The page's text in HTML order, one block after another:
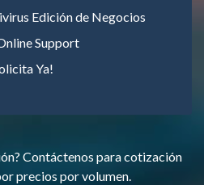
Edición de Negocios
Support
Ya!
Contáctenos para cotización
precios por volumen.